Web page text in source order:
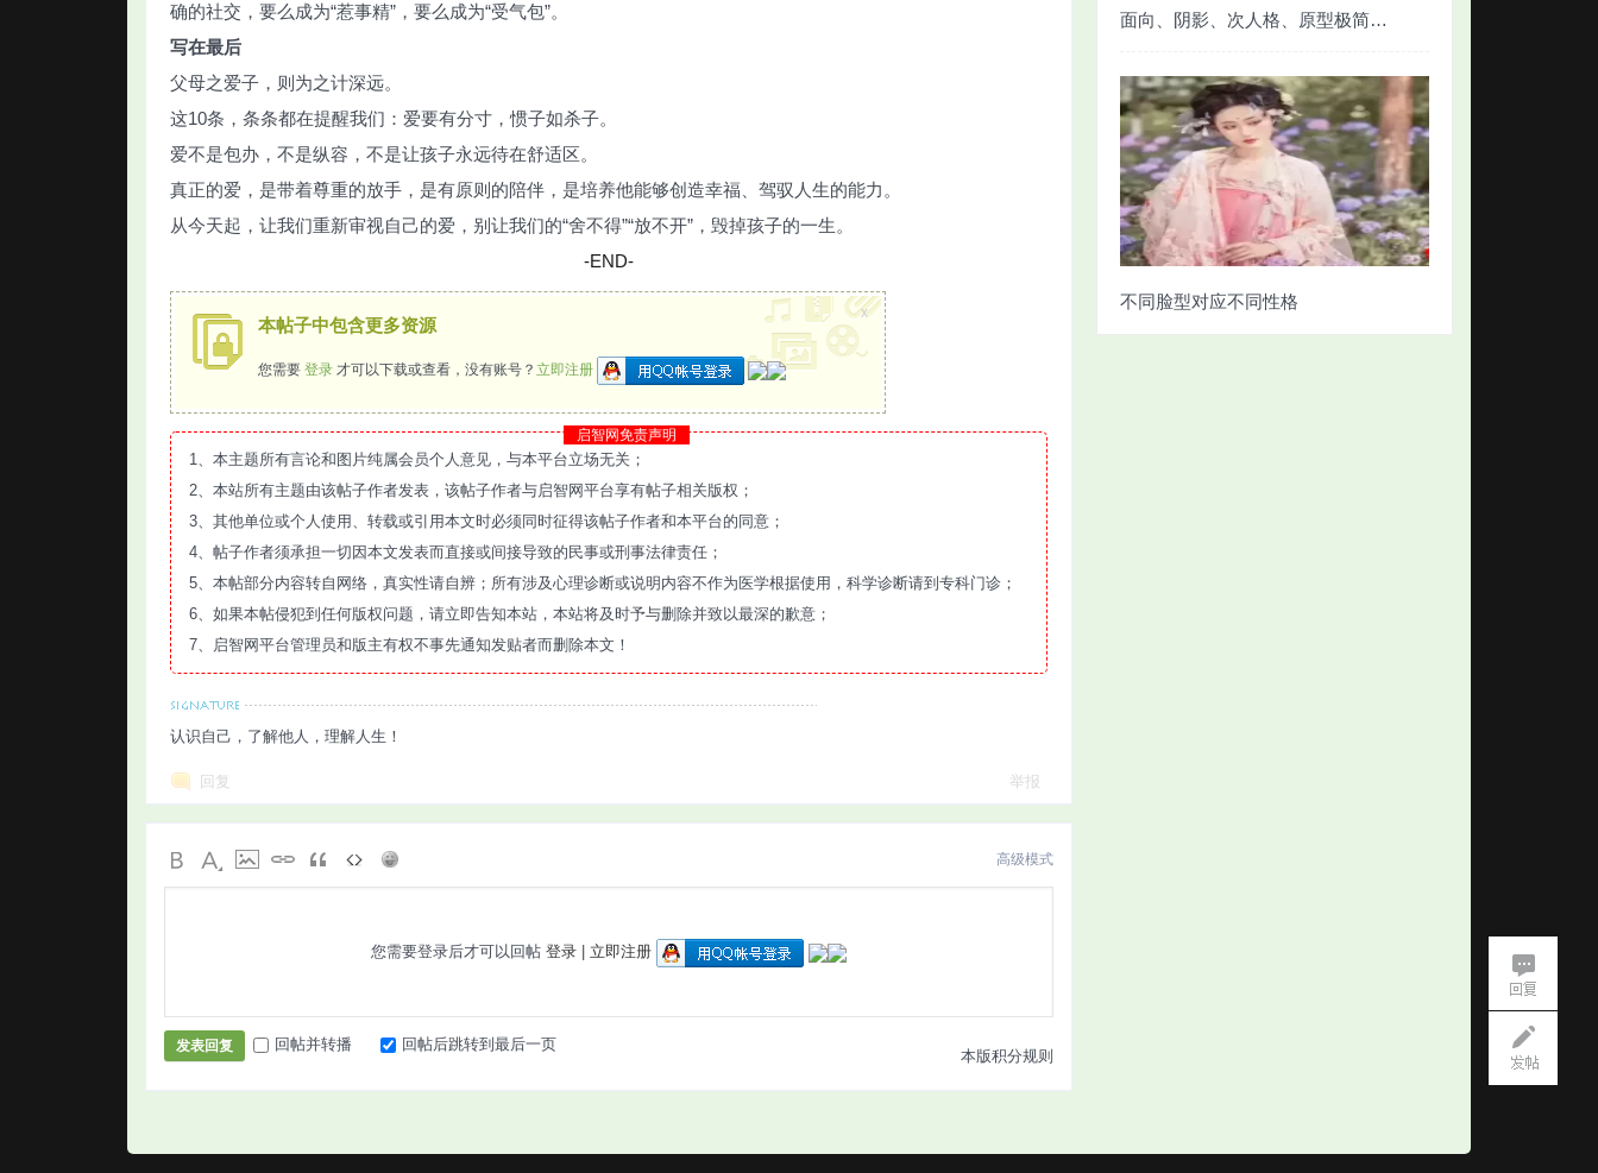
面向、阴影、次人格、原型极简对照
不同脸型对应不同性格
确的社交，要么成为“惹事精”，要么成为“受气包”。
写在最后
父母之爱子，则为之计深远。
这10条，条条都在提醒我们：爱要有分寸，惯子如杀子。
爱不是包办，不是纵容，不是让孩子永远待在舒适区。
真正的爱，是带着尊重的放手，是有原则的陪伴，是培养他能够创造幸福、驾驭人生的能力。
从今天起，让我们重新审视自己的爱，别让我们的“舍不得”“放不开”，毁掉孩子的一生。
-END-
本帖子中包含更多资源
您需要 登录 才可以下载或查看，没有账号？ 立即注册
x
启智网免责声明
1、本主题所有言论和图片纯属会员个人意见，与本平台立场无关；
2、本站所有主题由该帖子作者发表，该帖子作者与启智网平台享有帖子相关版权；
3、其他单位或个人使用、转载或引用本文时必须同时征得该帖子作者和本平台的同意；
4、帖子作者须承担一切因本文发表而直接或间接导致的民事或刑事法律责任；
5、本帖部分内容转自网络，真实性请自辨；所有涉及心理诊断或说明内容不作为医学根据使用，科学诊断请到专科门诊；
6、如果本帖侵犯到任何版权问题，请立即告知本站，本站将及时予与删除并致以最深的歉意；
7、启智网平台管理员和版主有权不事先通知发贴者而删除本文！
认识自己，了解他人，理解人生！
回复 举报
高级模式
您需要登录后才可以回帖 登录 立即注册
本版积分规则
发表回复 回帖并转播 回帖后跳转到最后一页